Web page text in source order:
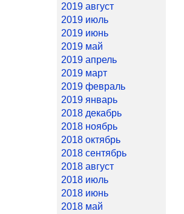
2019 август
2019 июль
2019 июнь
2019 май
2019 апрель
2019 март
2019 февраль
2019 январь
2018 декабрь
2018 ноябрь
2018 октябрь
2018 сентябрь
2018 август
2018 июль
2018 июнь
2018 май